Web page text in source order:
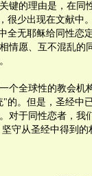
键的理由是，在同
很少出现在文献中
全无耶稣给同性恋
情愿、互不混乱的
全球性的教会机
的。但是，圣经中
对于同性恋者，我
守从圣经中得到的